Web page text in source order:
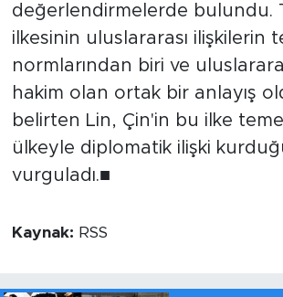
değerlendirmelerde bulundu.
ilkesinin uluslararası ilişkilerin
normlarından biri ve
hakim olan ortak bir anlayış
belirten Lin, Çin'in bu ilke
ülkeyle diplomatik ilişki
vurguladı.■
Kaynak: RSS